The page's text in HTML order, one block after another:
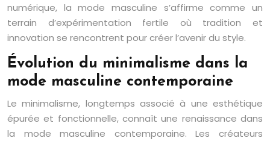
numérique, la mode masculine s’affirme comme un
terrain d’expérimentation fertile où tradition et
innovation se rencontrent pour créer l’avenir du style.
Évolution du minimalisme dans la
mode masculine contemporaine
Le minimalisme, longtemps associé à une esthétique
épurée et fonctionnelle, connaît une renaissance dans
la mode masculine contemporaine. Les créateurs